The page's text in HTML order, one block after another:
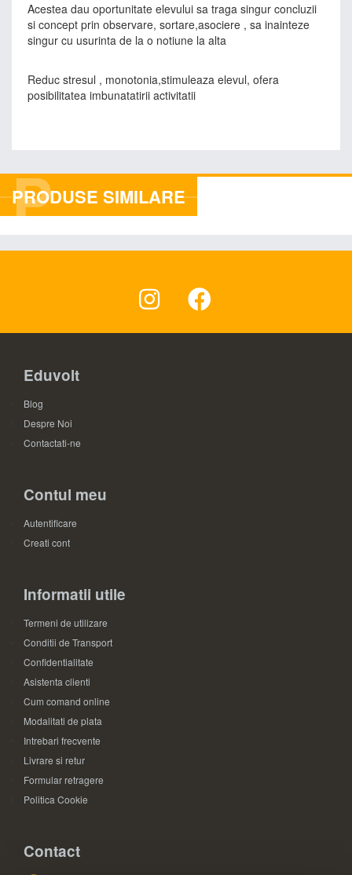
Acestea dau oportunitate elevului sa traga singur concluzii
si concept prin observare, sortare,asociere , sa inainteze
singur cu usurinta de la o notiune la alta
Reduc stresul , monotonia,stimuleaza elevul, ofera
posibilitatea imbunatatirii activitatii
P
PRODUSE SIMILARE
Eduvolt
Blog
Despre Noi
Contactati-ne
Contul meu
Autentificare
Creati cont
Informatii utile
Termeni de utilizare
Conditii de Transport
Confidentialitate
Asistenta clienti
Cum comand online
Modalitati de plata
Intrebari frecvente
Livrare si retur
Formular retragere
Politica Cookie
Contact